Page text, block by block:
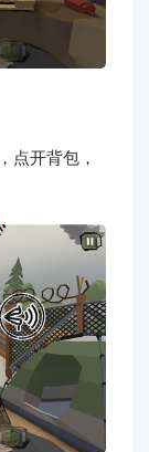
点开背包，